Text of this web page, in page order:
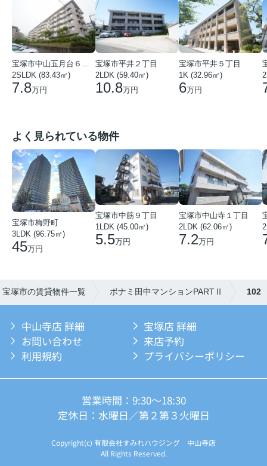
宝塚市中山五月台６丁目
2SLDK (83.43㎡)
7.8万円
宝塚市平井２丁目
2LDK (59.40㎡)
10.8万円
宝塚市平井５丁目
1K (32.96㎡)
6万円
よく見られている物件
宝塚市梅野町
3LDK (96.75㎡)
45万円
宝塚市中筋９丁目
1LDK (45.00㎡)
5.5万円
宝塚市中山寺１丁目
2LDK (62.06㎡)
7.2万円
宝塚市の賃貸物件一覧 ボナミ田中マンションPARTⅡ 102
中山寺店 詳細
宝塚店 詳細
お問い合わせ
来店予約
利用規約
プライバシーポリシー
営業時間：9:30～18:30
定休日：水曜日／第２第３火曜日
Copyright(c) 有限会社すみれハウジング 中山寺店
All Rights Reserved.